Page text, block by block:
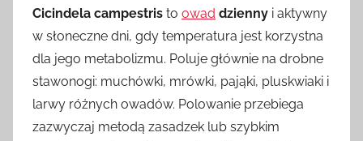
Cicindela campestris to owad dzienny i aktywny
w słoneczne dni, gdy temperatura jest korzystna
dla jego metabolizmu. Poluje głównie na drobne
stawonogi: muchówki, mrówki, pająki, pluskwiaki i
larwy różnych owadów. Polowanie przebiega
zazwyczaj metodą zasadzek lub szybkim